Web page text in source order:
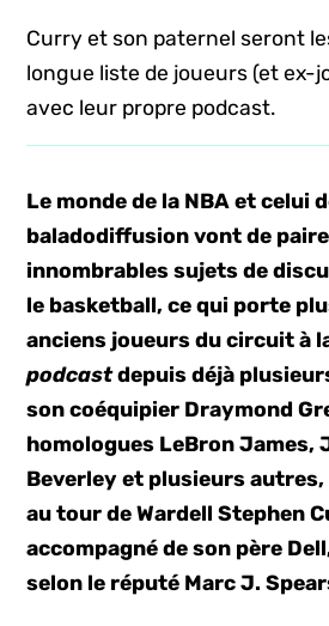
Curry et son paternel seront
longue liste de joueurs (et ex-
avec leur propre podcast.
Le monde de la NBA et celui
baladodiffusion vont de
innombrables sujets de
le basketball, ce qui porte
anciens joueurs du circuit à
podcastdepuis déjà
son coéquipier Draymond
homologues LeBron James,
Beverley et plusieurs autres,
au tour de Wardell Stephen
accompagné de son père
selon le réputé Marc J.